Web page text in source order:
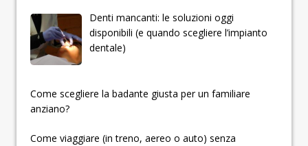
Denti mancanti: le soluzioni oggi
disponibili (e quando scegliere l’impianto
dentale)
­­­­­Come scegliere la badante giusta per un familiare
anziano?
Come viaggiare (in treno, aereo o auto) senza